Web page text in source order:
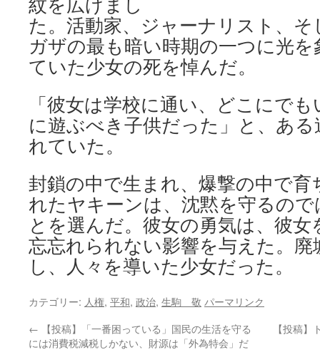
紋を広げまし
た。活動家、ジャーナリスト、
ガザの最も暗い時期の一つに光
ていた少女の死を悼んだ。
「彼女は学校に通い、どこにで
に遊ぶべき子供だった」と、あ
れていた。
封鎖の中で生まれ、爆撃の中で
れたヤキーンは、沈黙を守るの
とを選んだ。彼女の勇気は、彼
忘忘れられない影響を与えた。廃
し、人々を導いた少女だった。
カテゴリー: 人権, 平和, 政治, 生駒 敬 パーマリンク
← 【投稿】「一番困っている」国民の生活を守る
には消費税減税しかない、財源は「外為特会」だ
【投稿